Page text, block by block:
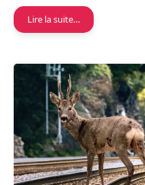
Lire la suite…